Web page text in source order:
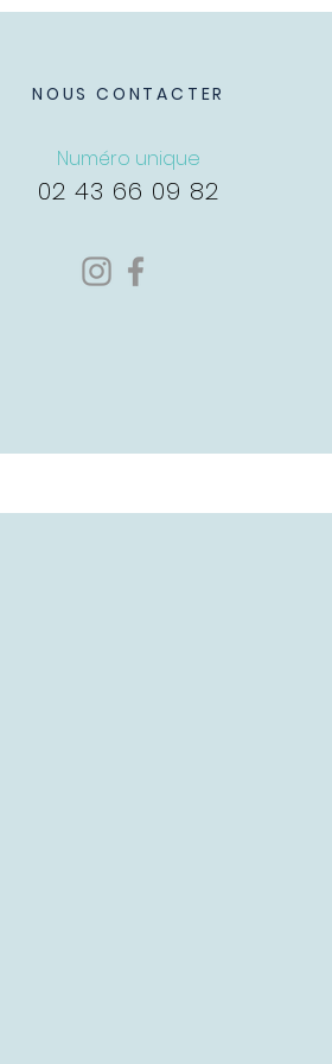
NOUS CONTACTER
Numéro unique
02 43 66 09 82